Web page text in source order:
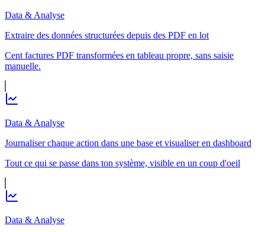
Data & Analyse
Extraire des données structurées depuis des PDF en lot
Cent factures PDF transformées en tableau propre, sans saisie
manuelle.
Data & Analyse
Journaliser chaque action dans une base et visualiser en dashboard
Tout ce qui se passe dans ton système, visible en un coup d'oeil
Data & Analyse